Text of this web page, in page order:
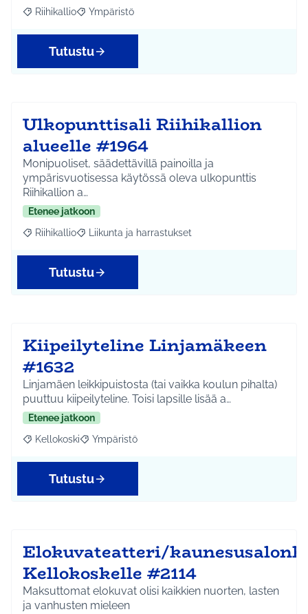
Rajaa tulokset aihepiirin mukaan: Riihikallio
Riihikallio Rajaa tulokset teeman mukaan: Ympäristö
Ympäristö
Tutustu
Ulkopunttisali Riihikallion
alueelle #1964
Monipuoliset, säädettävillä painoilla ja
ympärisvuotisessa käytössä oleva ulkopunttis
Riihikallion a…
Etenee jatkoon
Rajaa tulokset aihepiirin mukaan: Riihikallio
Riihikallio Rajaa tulokset teeman mukaan: Liikunta ja
Liikunta ja harrastukset
Tutustu
Kiipeilyteline Linjamäkeen
#1632
Linjamäen leikkipuistosta (tai vaikka koulun pihalta)
puuttuu kiipeilyteline. Toisi lapsille lisää a…
Etenee jatkoon
Rajaa tulokset aihepiirin mukaan: Kellokoski
Kellokoski Rajaa tulokset teeman mukaan: Ympäristö
Ympäristö
Tutustu
Elokuvateatteri/
Kellokoskelle #2114
Maksuttomat elokuvat olisi kaikkien nuorten, lasten
ja vanhusten mieleen